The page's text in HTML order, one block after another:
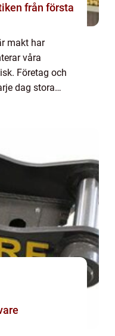
makt har
våra
Företag och
dag stora